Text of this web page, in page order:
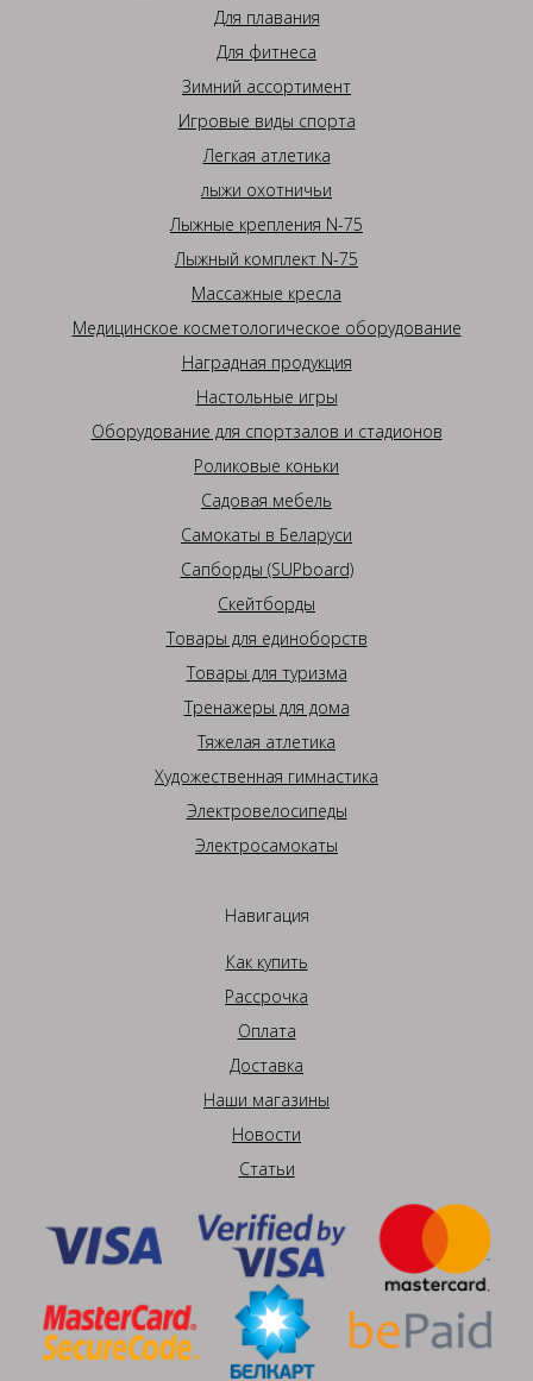
Для плавания
Для фитнеса
Зимний ассортимент
Игровые виды спорта
Легкая атлетика
лыжи охотничьи
Лыжные крепления N-75
Лыжный комплект N-75
Массажные кресла
Медицинское косметологическое оборудование
Наградная продукция
Настольные игры
Оборудование для спортзалов и стадионов
Роликовые коньки
Садовая мебель
Самокаты в Беларуси
Сапборды (SUPboard)
Скейтборды
Товары для единоборств
Товары для туризма
Тренажеры для дома
Тяжелая атлетика
Художественная гимнастика
Электровелосипеды
Электросамокаты
Навигация
Как купить
Рассрочка
Оплата
Доставка
Наши магазины
Новости
Статьи